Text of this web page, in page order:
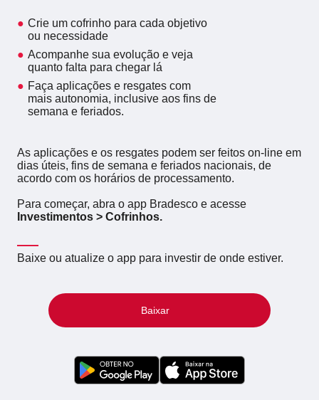
Crie um cofrinho para cada objetivo
ou necessidade
Acompanhe sua evolução e veja
quanto falta para chegar lá
Faça aplicações e resgates com
mais autonomia, inclusive aos fins de
semana e feriados.
As aplicações e os resgates podem ser feitos on-line em
dias úteis, fins de semana e feriados nacionais, de
acordo com os horários de processamento.
Para começar, abra o app Bradesco e acesse
Investimentos > Cofrinhos.
Baixe ou atualize o app para investir de onde estiver.
Baixar